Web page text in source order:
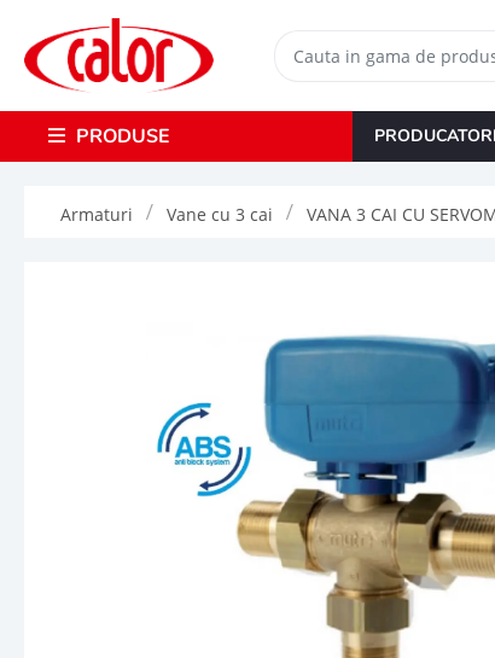
PRODUSE PRODUCATORI
Armaturi Vane cu 3 cai VANA 3 CAI CU